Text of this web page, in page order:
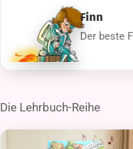
Finn
Der beste
Die Lehrbuch-Reihe